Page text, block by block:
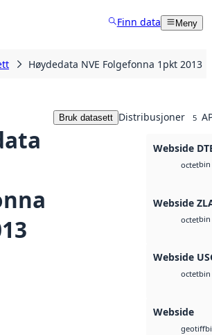
Finn data Meny
Høydedata NVE Folgefonna 1pkt 2013
Bruk datasett Distribusjoner 5
Webside
octetbin
Webside
octetbin
Webside
octetbin
Webside
geotiff